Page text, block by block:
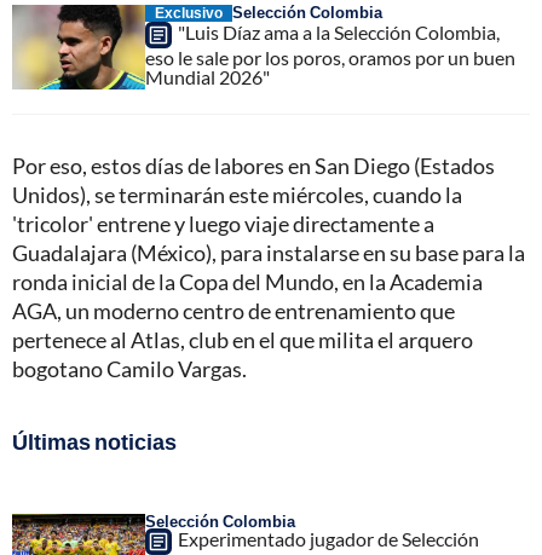
Exclusivo Selección Colombia
"Luis Díaz ama a la Selección Colombia,
eso le sale por los poros, oramos por un buen
Mundial 2026"
Por eso, estos días de labores en San Diego (Estados
Unidos), se terminarán este miércoles, cuando la
'tricolor' entrene y luego viaje directamente a
Guadalajara (México), para instalarse en su base para la
ronda inicial de la Copa del Mundo, en la Academia
AGA, un moderno centro de entrenamiento que
pertenece al Atlas, club en el que milita el arquero
bogotano Camilo Vargas.
Últimas noticias
Selección Colombia
Experimentado jugador de Selección